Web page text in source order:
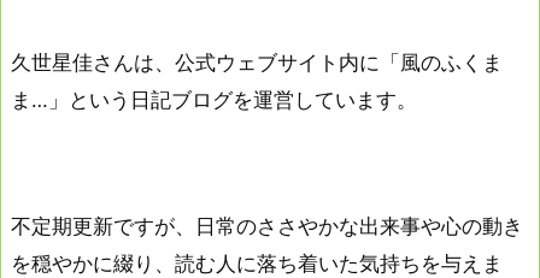
久世星佳さんは、公式ウェブサイト内に「風のふくま
ま…」という日記ブログを運営しています。
不定期更新ですが、日常のささやかな出来事や心の動き
を穏やかに綴り、読む人に落ち着いた気持ちを与えま